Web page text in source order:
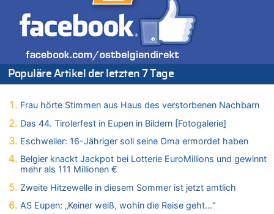
Belgier knackt Jackpot bei Lotterie EuroMillions und gewinnt
mehr als 111 Millionen €
08.08.2026 - 17:46 von Der Alte zu
Belgier knackt Jackpot bei Lotterie EuroMillions und gewinnt
mehr als 111 Millionen €
08.08.2026 - 17:45 von Der Alte zu
08.08.2026 - 17:43 von Der Alte zu
Leipzig, Mechernich und die Frage: Wer steckt hinter den
Zweite Hitzewelle in diesem Sommer ist jetzt amtlich
Leipzig, Mechernich und die Frage: Wer steckt hinter den
Drohnen mit Strengstoff? War es Russland?
Populäre Artikel der letzten 7 Tage
Frau hörte Stimmen aus Haus des verstorbenen Nachbarn
Das 44. Tirolerfest in Eupen in Bildern [Fotogalerie]
Eschweiler: 16-Jähriger soll seine Oma ermordet haben
Belgier knackt Jackpot bei Lotterie EuroMillions und gewinnt
mehr als 111 Millionen €
Zweite Hitzewelle in diesem Sommer ist jetzt amtlich
AS Eupen: „Keiner weiß, wohin die Reise geht…“